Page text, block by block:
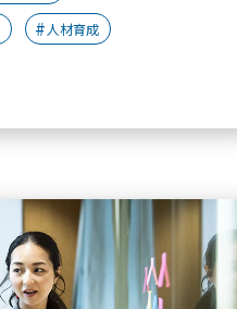
人材育成